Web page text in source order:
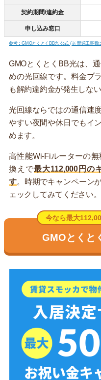
契約期間/違約金
申し込み窓口
参考：GMOとくとくBB光 公式 (※ 開通工事費
GMOとくとくBB光は、
めの光回線です。料金プ
も解約違約金が発生しな
光回線ならではの通信速
やすい夜間や休日でもイ
めます。
高性能Wi-Fiルーターの
換えで最大112,000円の
す。時期でキャンペーン
ェックしてみてください。
今なら最大
GMOとくと